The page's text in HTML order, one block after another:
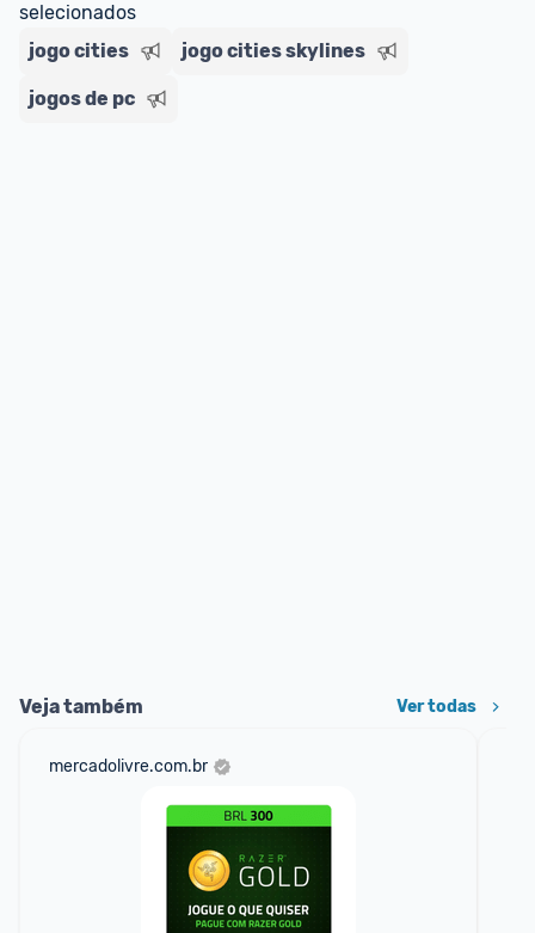
selecionados
jogo cities
jogo cities skylines
jogos de pc
Veja também Ver todas
mercadolivre.com.br